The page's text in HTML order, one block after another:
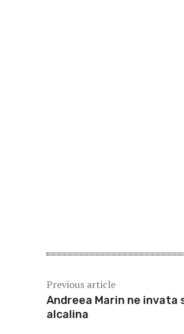
Previous article
Andreea Marin ne invata
alcalina